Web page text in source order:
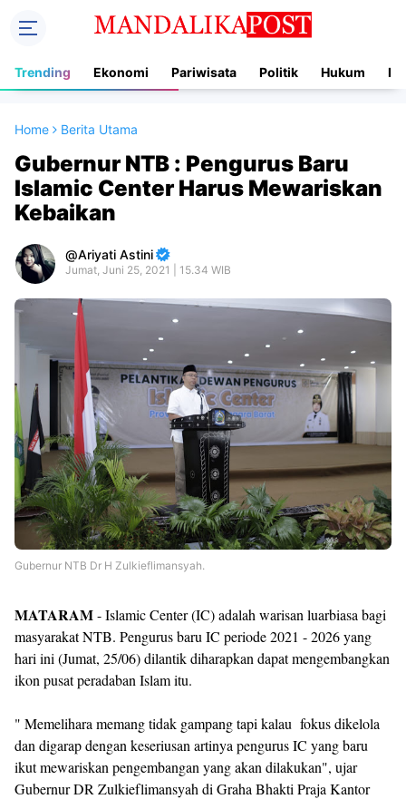
Trending Ekonomi Pariwisata Politik Hukum
Home Berita Utama
Gubernur NTB : Pengurus Baru
Islamic Center Harus Mewariskan
Kebaikan
Ariyati Astini
Jumat, Juni 25, 2021 | 15.34 WIB
Gubernur NTB Dr H Zulkieflimansyah.
MATARAM- Islamic Center (IC) adalah warisan luarbiasa bagi
masyarakat NTB. Pengurus baru IC periode 2021 - 2026 yang
hari ini (Jumat, 25/06) dilantik diharapkan dapat mengembangkan
ikon pusat peradaban Islam itu.
" Memelihara memang tidak gampang tapi kalau fokus dikelola
dan digarap dengan keseriusan artinya pengurus IC yang baru
ikut mewariskan pengembangan yang akan dilakukan", ujar
Gubernur DR Zulkieflimansyah di Graha Bhakti Praja Kantor